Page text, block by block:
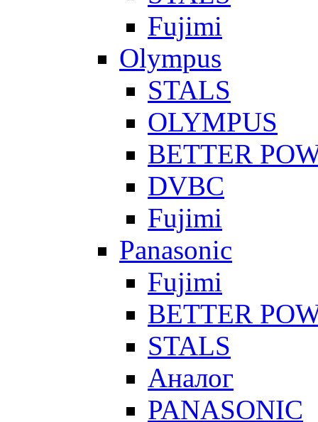
Fujimi
Olympus
STALS
OLYMPUS
BETTER
DVBC
Fujimi
Panasonic
Fujimi
BETTER
STALS
Аналог
PANASONIC